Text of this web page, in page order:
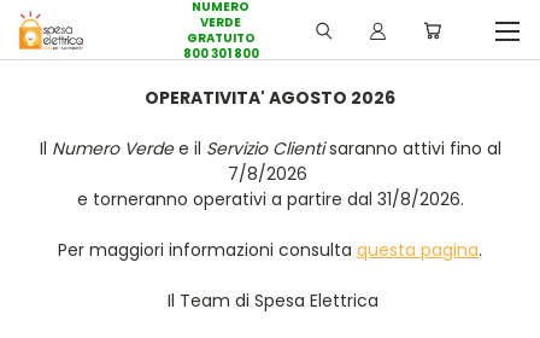
NUMERO
VERDE
GRATUITO
800 301 800
OPERATIVITA' AGOSTO 2026
Il Numero Verdee il Servizio Clientisaranno attivi fino al
7/8/2026
e torneranno operativi a partire dal 31/8/2026.
Per maggiori informazioni consulta questa pagina.
Il Team di Spesa Elettrica